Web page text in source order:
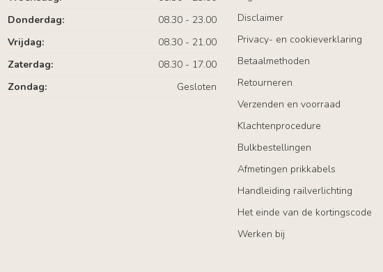
Donderdag:
08.30 - 23.00
Vrijdag:
08.30 - 21.00
Zaterdag:
08.30 - 17.00
Zondag:
Gesloten
Disclaimer
Privacy- en cookieverklaring
Betaalmethoden
Retourneren
Verzenden en voorraad
Klachtenprocedure
Bulkbestellingen
Afmetingen prikkabels
Handleiding railverlichting
Het einde van de kortingscode
Werken bij